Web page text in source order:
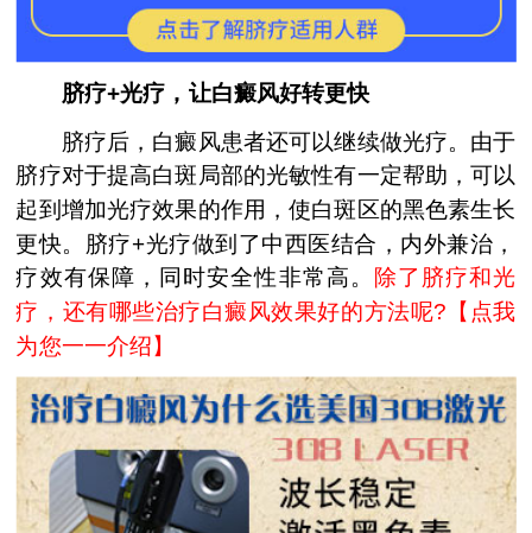
脐疗+光疗，让白癜风好转更快
脐疗后，白癜风患者还可以继续做光疗。由于
脐疗对于提高白斑局部的光敏性有一定帮助，可以
起到增加光疗效果的作用，使白斑区的黑色素生长
更快。脐疗+光疗做到了中西医结合，内外兼治，
疗效有保障，同时安全性非常高。 除了脐疗和光
疗，还有哪些治疗白癜风效果好的方法呢?【 点我
为您一一介绍】